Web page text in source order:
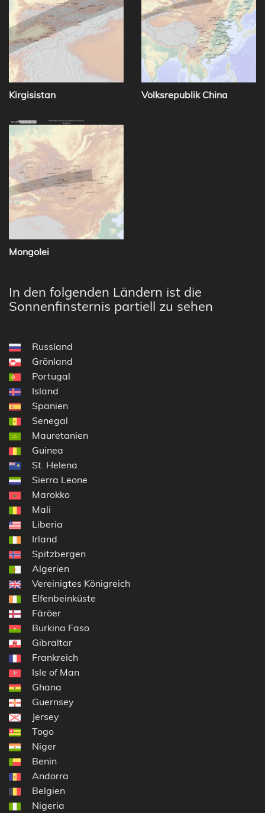
Kirgisistan Volksrepublik China
Mongolei
In den folgenden Ländern ist die
Sonnenfinsternis partiell zu sehen
Russland
Grönland
Portugal
Island
Spanien
Senegal
Mauretanien
Guinea
St. Helena
Sierra Leone
Marokko
Mali
Liberia
Irland
Spitzbergen
Algerien
Vereinigtes Königreich
Elfenbeinküste
Färöer
Burkina Faso
Gibraltar
Frankreich
Isle of Man
Ghana
Guernsey
Jersey
Togo
Niger
Benin
Andorra
Belgien
Nigeria